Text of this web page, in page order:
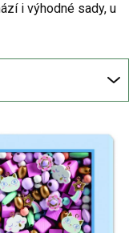
i výhodné sady, u